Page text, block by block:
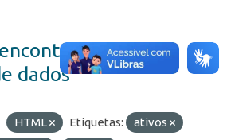
dados
HTML Etiquetas:
ativos